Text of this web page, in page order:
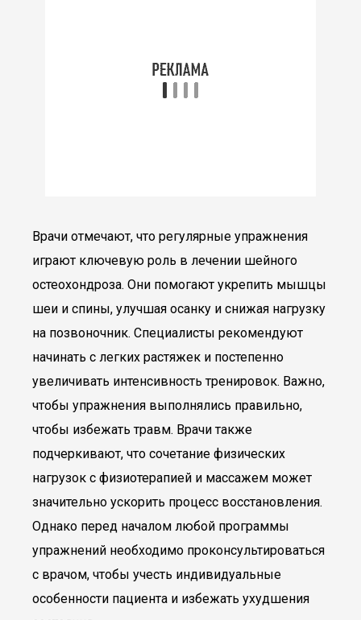
Врачи отмечают, что регулярные упражнения
играют ключевую роль в лечении шейного
остеохондроза. Они помогают укрепить мышцы
шеи и спины, улучшая осанку и снижая нагрузку
на позвоночник. Специалисты рекомендуют
начинать с легких растяжек и постепенно
увеличивать интенсивность тренировок. Важно,
чтобы упражнения выполнялись правильно,
чтобы избежать травм. Врачи также
подчеркивают, что сочетание физических
нагрузок с физиотерапией и массажем может
значительно ускорить процесс восстановления.
Однако перед началом любой программы
упражнений необходимо проконсультироваться
с врачом, чтобы учесть индивидуальные
особенности пациента и избежать ухудшения